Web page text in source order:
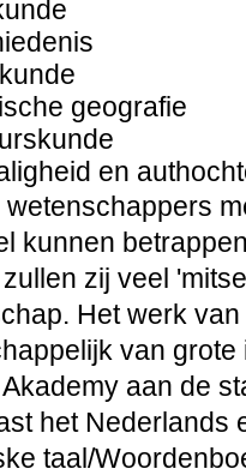
geografie
en
wetenschappers
kunnen
zij veel
Het werk
van
aan de
het Nederlands
taal/